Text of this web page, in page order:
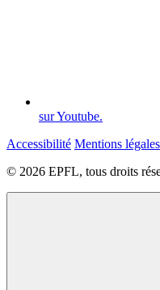
sur Youtube.
Accessibilité Mentions légales
© 2026 EPFL, tous droits